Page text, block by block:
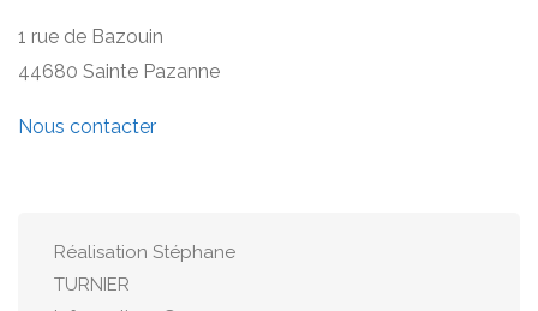
1 rue de Bazouin
44680 Sainte Pazanne
Nous contacter
Réalisation Stéphane
TURNIER